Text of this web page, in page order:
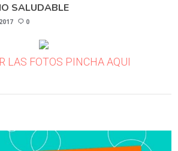
SALUDABLE
0
LAS FOTOS PINCHA AQUI